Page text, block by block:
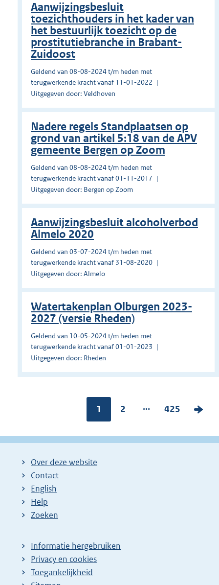
Aanwijzingsbesluit
toezichthouders in het kader van
het bestuurlijk toezicht op de
prostitutiebranche in Brabant-
Zuidoost
Geldend van 08-08-2024 t/m heden met
terugwerkende kracht vanaf 11-01-2022
Uitgegeven door: Veldhoven
Nadere regels Standplaatsen op
grond van artikel 5:18 van de APV
gemeente Bergen op Zoom
Geldend van 08-08-2024 t/m heden met
terugwerkende kracht vanaf 01-11-2017
Uitgegeven door: Bergen op Zoom
Aanwijzingsbesluit alcoholverbod
Almelo 2020
Geldend van 03-07-2024 t/m heden met
terugwerkende kracht vanaf 31-08-2020
Uitgegeven door: Almelo
Watertakenplan Olburgen 2023-
2027 (versie Rheden)
Geldend van 10-05-2024 t/m heden met
terugwerkende kracht vanaf 01-01-2023
Uitgegeven door: Rheden
Pagina:
1
P
g
2 ...
P
g
425
V
l
Over deze website
Contact
English
Help
Zoeken
Informatie hergebruiken
Privacy en cookies
Toegankelijkheid